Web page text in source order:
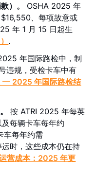
）。
OSHA 2025 年
、每项故意或
年 1 月 15 日起生
.
年国际路检中，制
违规，受检卡车中有
— 2025 年国际路检结
按 ATRI 2025 年每英
每辆卡车每年约
每年约需
时，这些成本仍在持
营成本：2025 年更